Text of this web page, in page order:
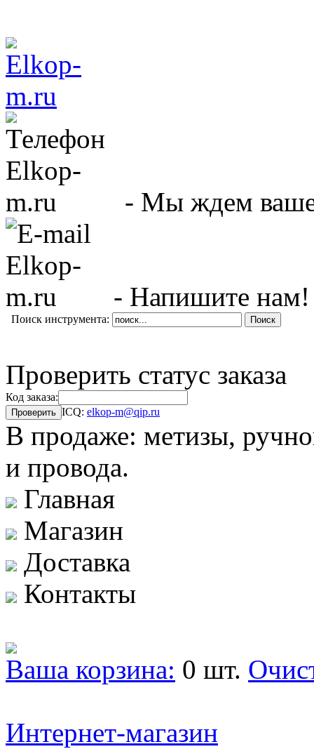
- Мы ждем
- Напишите нам!
Поиск инструмента:
Проверить статус заказа
Код заказа:
ICQ: elkop-m@qip.ru
В продаже: метизы,
и провода.
Главная
Магазин
Доставка
Контакты
Ваша корзина: 0 шт.
Интернет-магазин